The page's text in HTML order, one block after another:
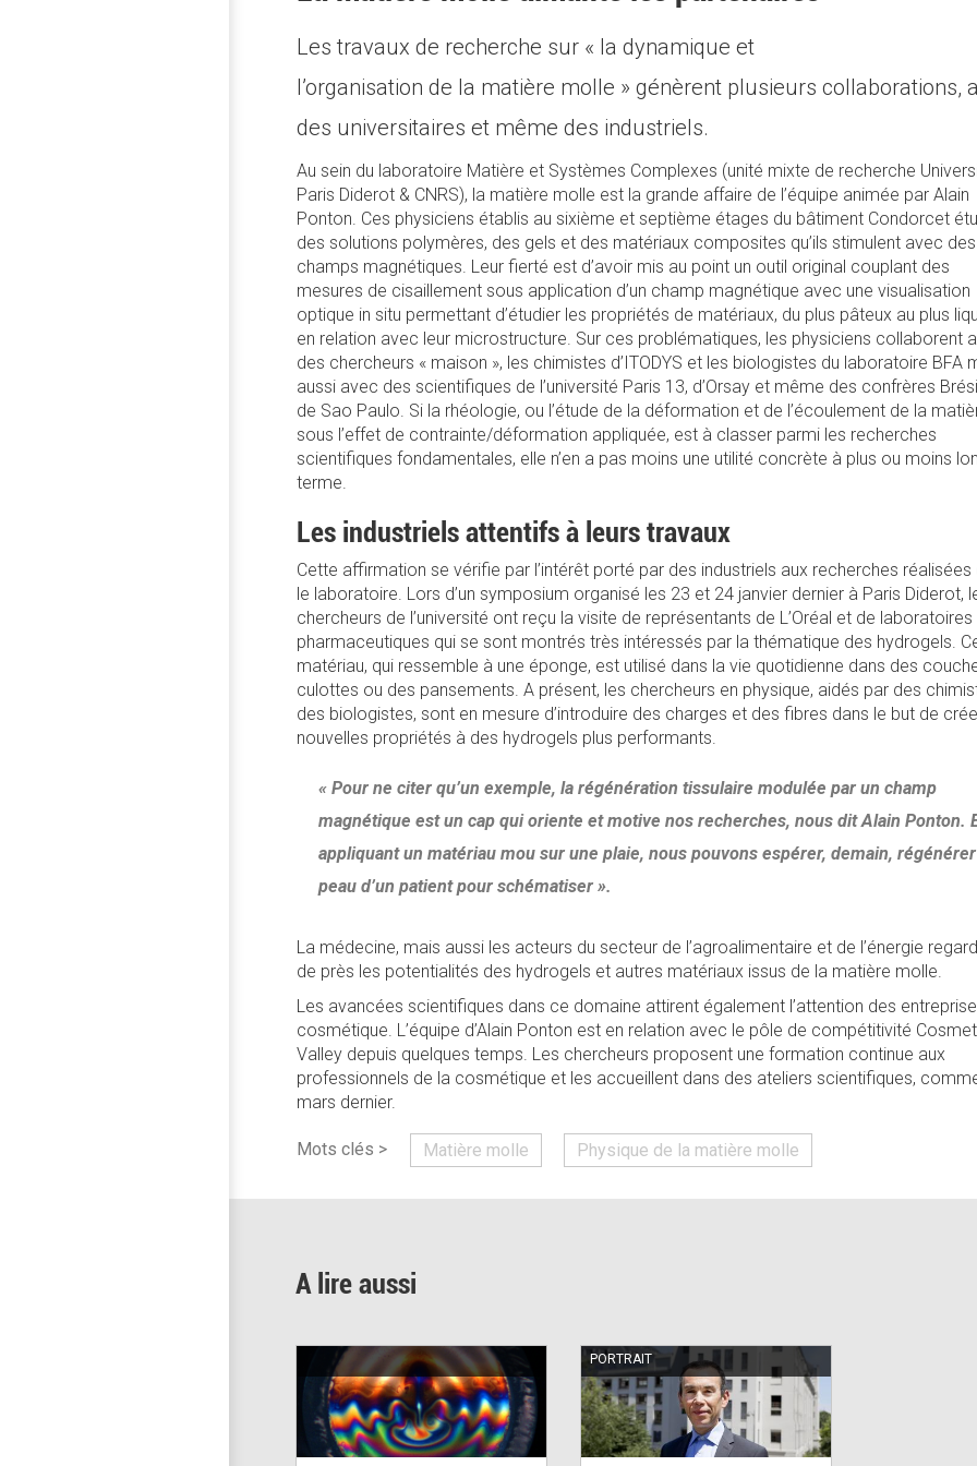
Les travaux de recherche sur « la dynamique et
l’organisation de la matière molle » génèrent plusieurs collaborations,
des universitaires et même des industriels.
Au sein du laboratoire Matière et Systèmes Complexes (unité mixte de recherche
Paris Diderot & CNRS), la matière molle est la grande affaire de l’équipe animée par Alain
Ponton. Ces physiciens établis au sixième et septième étages du bâtiment Condorcet
des solutions polymères, des gels et des matériaux composites qu’ils stimulent avec des
champs magnétiques. Leur fierté est d’avoir mis au point un outil original couplant des
mesures de cisaillement sous application d’un champ magnétique avec une visualisation
optique in situ permettant d’étudier les propriétés de matériaux, du plus pâteux au plus
en relation avec leur microstructure. Sur ces problématiques, les physiciens collaborent
des chercheurs « maison », les chimistes d’ITODYS et les biologistes du laboratoire BFA
aussi avec des scientifiques de l’université Paris 13, d’Orsay et même des confrères
de Sao Paulo. Si la rhéologie, ou l’étude de la déformation et de l’écoulement de la
sous l’effet de contrainte/déformation appliquée, est à classer parmi les recherches
scientifiques fondamentales, elle n’en a pas moins une utilité concrète à plus ou moins
terme.
Les industriels attentifs à leurs travaux
Cette affirmation se vérifie par l’intérêt porté par des industriels aux recherches réalisées
le laboratoire. Lors d’un symposium organisé les 23 et 24 janvier dernier à Paris Diderot,
chercheurs de l’université ont reçu la visite de représentants de L’Oréal et de laboratoires
pharmaceutiques qui se sont montrés très intéressés par la thématique des hydrogels.
matériau, qui ressemble à une éponge, est utilisé dans la vie quotidienne dans des
culottes ou des pansements. A présent, les chercheurs en physique, aidés par des
des biologistes, sont en mesure d’introduire des charges et des fibres dans le but de
nouvelles propriétés à des hydrogels plus performants.
« Pour ne citer qu’un exemple, la régénération tissulaire modulée par un champ
magnétique est un cap qui oriente et motive nos recherches, nous dit Alain Ponton.
appliquant un matériau mou sur une plaie, nous pouvons espérer, demain,
peau d’un patient pour schématiser ».
La médecine, mais aussi les acteurs du secteur de l’agroalimentaire et de l’énergie
de près les potentialités des hydrogels et autres matériaux issus de la matière molle.
Les avancées scientifiques dans ce domaine attirent également l’attention des
cosmétique. L’équipe d’Alain Ponton est en relation avec le pôle de compétitivité
Valley depuis quelques temps. Les chercheurs proposent une formation continue aux
professionnels de la cosmétique et les accueillent dans des ateliers scientifiques,
mars dernier.
Mots clés > Matière molle Physique de la matière molle
A lire aussi
PORTRAIT